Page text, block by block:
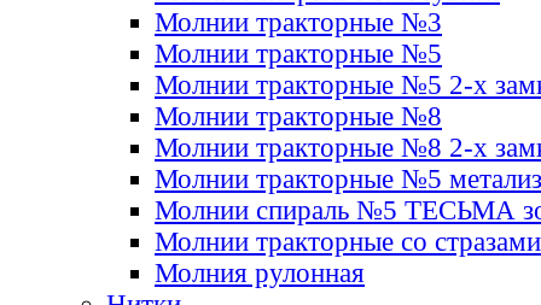
Молнии тракторные №3
Молнии тракторные №5
Молнии тракторные №5 2-х
Молнии тракторные №8
Молнии тракторные №8 2-х
Молнии тракторные №5
Молнии спираль №5 ТЕСЬМА
Молнии тракторные со стразами
Молния рулонная